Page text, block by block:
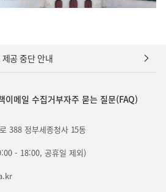
공 중단 안내
이메일 수집거부자주 묻는 질문(FAQ)
388 정부세종청사 15동
- 18:00, 공휴일 제외)